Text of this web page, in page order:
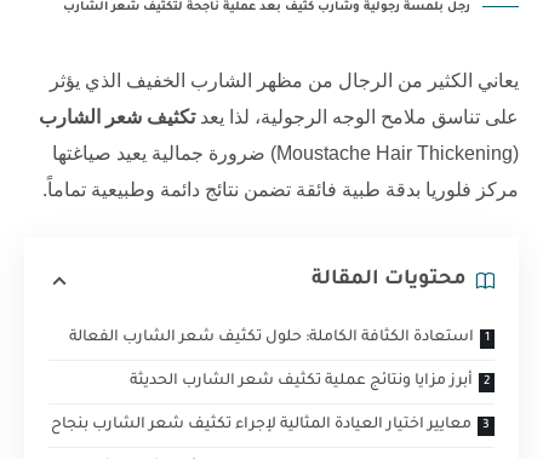
رجل بلمسة رجولية وشارب كثيف بعد عملية ناجحة لتكثيف شعر الشارب
يعاني الكثير من الرجال من مظهر الشارب الخفيف الذي يؤثر
على تناسق ملامح الوجه الرجولية، لذا يعدتكثيف شعر الشارب
(Moustache Hair Thickening) ضرورة جمالية يعيد صياغتها
مركز فلوريا بدقة طبية فائقة تضمن نتائج دائمة وطبيعية تماماً.
محتويات المقالة
استعادة الكثافة الكاملة: حلول تكثيف شعر الشارب الفعالة
أبرز مزايا ونتائج عملية تكثيف شعر الشارب الحديثة
معايير اختيار العيادة المثالية لإجراء تكثيف شعر الشارب بنجاح